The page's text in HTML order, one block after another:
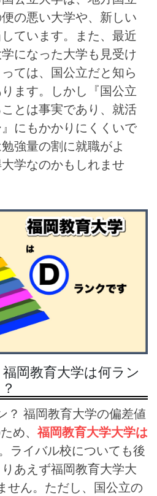
の悪い大学や、新しい
ています。また、最近
になった大学も見受け
ては、国公立だと知ら
ます。しかし『国公立
とは事実であり、就活
にもかかりにくくいで
強量の割に就職がよ
学なのかもしれませ
岡教育大学は何ラン
？ 福岡教育大学の偏差値
め、福岡教育大学大学は
ライバル校についても後
あえず福岡教育大学大
せん。ただし、国公立の